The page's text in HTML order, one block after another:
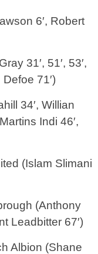
6′, Robert
31′, 51′, 53′,
71′)
34′, Willian
Indi 46′,
(Islam Slimani
(Anthony
Leadbitter 67′)
Albion (Shane